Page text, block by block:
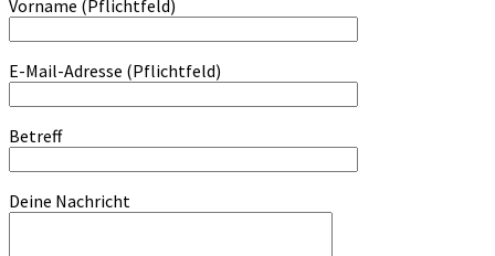
Vorname (Pflichtfeld)
E-Mail-Adresse (Pflichtfeld)
Betreff
Deine Nachricht